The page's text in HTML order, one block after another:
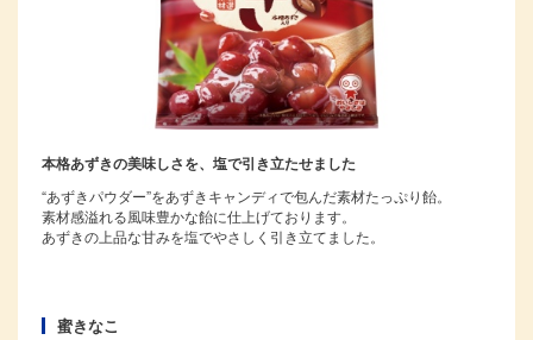
本格あずきの美味しさを、塩で引き立たせました
“あずきパウダー”をあずきキャンディで包んだ素材たっぷり飴󠄀。
素材感溢れる風味豊かな飴󠄀に仕上げております。
あずきの上品な甘みを塩でやさしく引き立てました。
蜜きなこ